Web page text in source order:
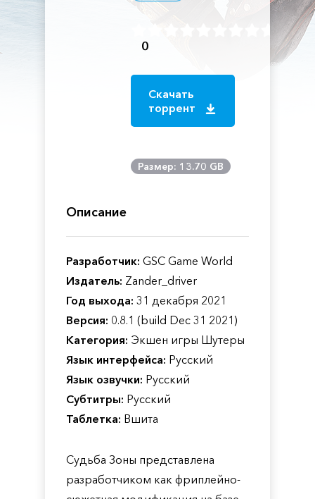
0
Скачать
торрент
Размер: 13.70 GB
Описание
Разработчик: GSC Game World
Издатель: Zander_driver
Год выхода: 31 декабря 2021
Версия: 0.8.1 (build Dec 31 2021)
Категория: Экшен игры Шутеры
Язык интерфейса: Русский
Язык озвучки: Русский
Субтитры: Русский
Таблетка: Вшита
Судьба Зоны представлена
разработчиком как фриплейно-